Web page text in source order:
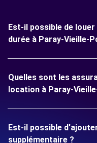
Est-il possible de
durée à Paray-Vieille-
Quelles sont les
location à Paray-
Est-il possible
supplémentaire ?